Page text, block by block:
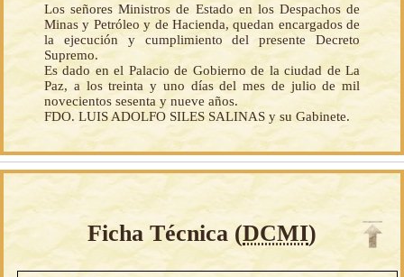
Los señores Ministros de Estado en los Despachos de
Minas y Petróleo y de Hacienda, quedan encargados de
la ejecución y cumplimiento del presente Decreto
Supremo.
Es dado en el Palacio de Gobierno de la ciudad de La
Paz, a los treinta y uno días del mes de julio de mil
novecientos sesenta y nueve años.
FDO. LUIS ADOLFO SILES SALINAS y su Gabinete.
Ficha Técnica (DCMI)